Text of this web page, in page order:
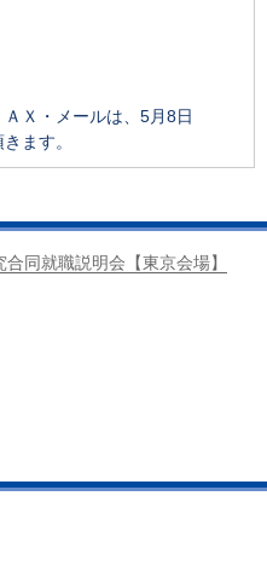
Ｘ・メールは、5月8日
ます。
同就職説明会【東京会場】